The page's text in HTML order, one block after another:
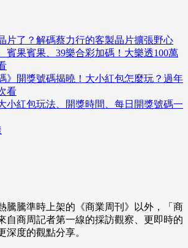
片了？解碼蔡力行的客製晶片擴張野心
賓果賓果、39樂合彩加碼！大樂透100萬
》開獎號碼揭曉！大小紅包怎麼玩？過年
看
小紅包玩法、開獎時間、每日開獎號碼一
騰騰準時上架的《商業周刊》以外，「商
自商周記者第一線的採訪觀察、 更即時的
深度的觀點分享。